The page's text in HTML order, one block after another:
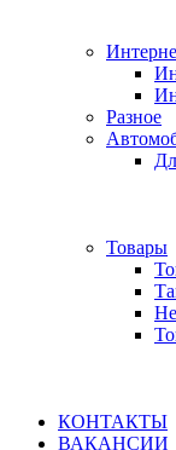
Разное
Товары
КОНТАКТЫ
ВАКАНСИИ